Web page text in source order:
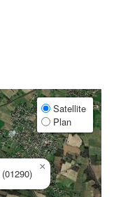
(01290)
×
Satellite
Plan